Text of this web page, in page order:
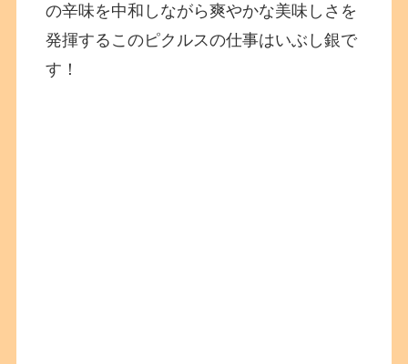
の辛味を中和しながら爽やかな美味しさを
発揮するこのピクルスの仕事はいぶし銀で
す！